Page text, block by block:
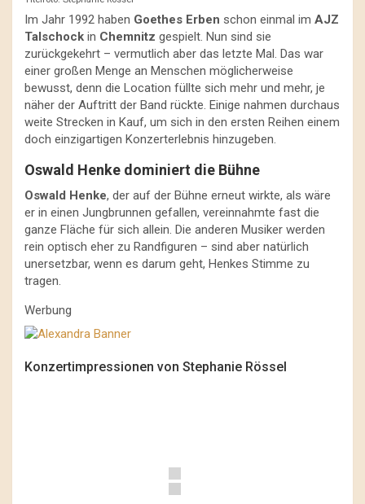
Im Jahr 1992 haben Goethes Erben schon einmal im AJZ
Talschock in Chemnitz gespielt. Nun sind sie
zurückgekehrt – vermutlich aber das letzte Mal. Das war
einer großen Menge an Menschen möglicherweise
bewusst, denn die Location füllte sich mehr und mehr, je
näher der Auftritt der Band rückte. Einige nahmen durchaus
weite Strecken in Kauf, um sich in den ersten Reihen einem
doch einzigartigen Konzerterlebnis hinzugeben.
Oswald Henke dominiert die Bühne
Oswald Henke, der auf der Bühne erneut wirkte, als wäre
er in einen Jungbrunnen gefallen, vereinnahmte fast die
ganze Fläche für sich allein. Die anderen Musiker werden
rein optisch eher zu Randfiguren – sind aber natürlich
unersetzbar, wenn es darum geht, Henkes Stimme zu
tragen.
Werbung
Konzertimpressionen von Stephanie Rössel